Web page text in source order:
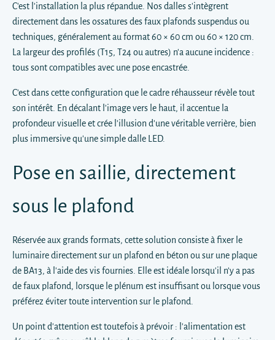
C'est l'installation la plus répandue. Nos dalles s'intègrent
directement dans les ossatures des faux plafonds suspendus ou
techniques, généralement au format 60 × 60 cm ou 60 × 120 cm.
La largeur des profilés (T15, T24 ou autres) n'a aucune incidence :
tous sont compatibles avec une pose encastrée.
C'est dans cette configuration que le cadre réhausseur révèle tout
son intérêt. En décalant l'image vers le haut, il accentue la
profondeur visuelle et crée l'illusion d'une véritable verrière, bien
plus immersive qu'une simple dalle LED.
Pose en saillie, directement
sous le plafond
Réservée aux grands formats, cette solution consiste à fixer le
luminaire directement sur un plafond en béton ou sur une plaque
de BA13, à l'aide des vis fournies. Elle est idéale lorsqu'il n'y a pas
de faux plafond, lorsque le plénum est insuffisant ou lorsque vous
préférez éviter toute intervention sur le plafond.
Un point d'attention est toutefois à prévoir : l'alimentation est